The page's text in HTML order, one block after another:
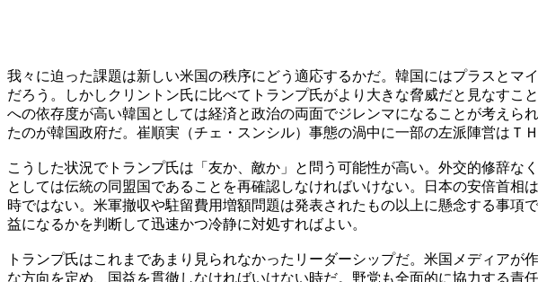
我々に迫った課題は新しい米国の秩序にどう適応するかだ。韓国にはプラスと
だろう。しかしクリントン氏に比べてトランプ氏がより大きな脅威だと見なす
への依存度が高い韓国としては経済と政治の両面でジレンマになることが考え
たのが韓国政府だ。崔順実（チェ・スンシル）事態の渦中に一部の左派陣営はＴ
こうした状況でトランプ氏は「友か、敵か」と問う可能性が高い。外交的修辞
としては伝統の同盟国であることを再確認しなければいけない。日本の安倍首
時ではない。米軍撤収や駐留費用増額問題は発表されたもの以上に懸念する事
益になるかを判断して迅速かつ冷静に対処すればよい。
トランプ氏はこれまであまり見られなかったリーダーシップだ。米国メディア
な方向を定め、国益を貫徹しなければいけない時だ。野党も全面的に協力する責